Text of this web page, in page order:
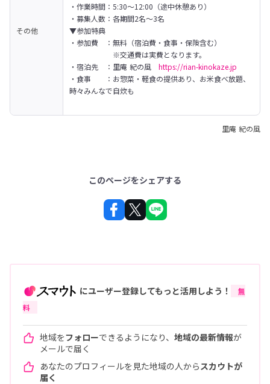
その他
・作業時間：5:30～12:00（途中休憩あり）
・募集人数：各期間2名～3名
▼参加特典
・参加費　：無料（宿泊費・食事・保険含む）
※交通費は実費となります。
・宿泊先　：里庵 紀の風 https://rian-kinokaze.jp
・食事　　：お惣菜・軽食の提供あり、お米食べ放題、
時々みんなで自炊も
里庵 紀の風
このページをシェアする
にユーザー登録してもっと活用しよう！
無
料
地域をフォローできるようになり、 地域の最新情報が
メールで届く
あなたのプロフィールを見た地域の人から スカウトが
届く